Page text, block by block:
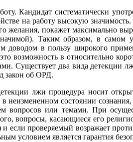
Кандидат систематически
на работу высокую
желания, покажет максимально
Таким образом, в
в пользу широкого
возможность в относительно
Существует два вида детекции
закон об ОРД.
лжи процедура носит
неизмененном состоянии
вопросов или темами. При
вопросы, касающиеся его
если проверяемый возражает
условием является гарантия